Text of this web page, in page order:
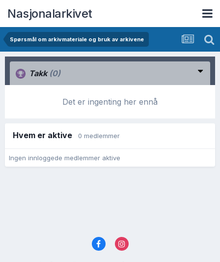
Nasjonalarkivet
Spørsmål om arkivmateriale og bruk av arkivene
Takk (0)
Det er ingenting her ennå
Hvem er aktive 0 medlemmer
Ingen innloggede medlemmer aktive